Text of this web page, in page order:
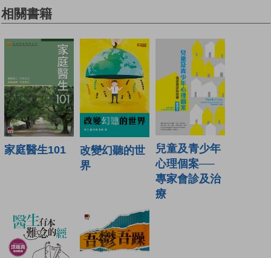
相關書籍
家庭醫生101
改變幻聽的世
界
兒童及青少年
心理個案──
專家會診及治
療